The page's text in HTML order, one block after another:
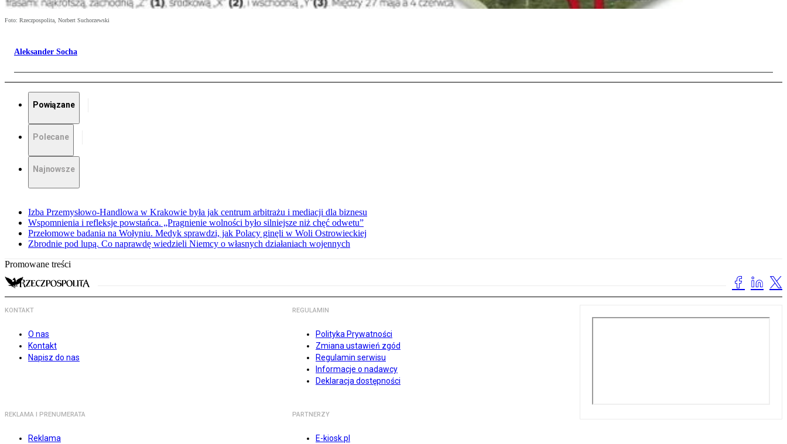
Foto: Rzeczpospolita, Norbert Suchorzewski
Aleksander Socha
Powiązane
Polecane
Najnowsze
Izba Przemysłowo-Handlowa w Krakowie była jak centrum arbitrażu i mediacji dla biznesu
Wspomnienia i refleksje powstańca. „Pragnienie wolności było silniejsze niż chęć odwetu”
Przełomowe badania na Wołyniu. Medyk sprawdzi, jak Polacy ginęli w Woli Ostrowieckiej
Zbrodnie pod lupą. Co naprawdę wiedzieli Niemcy o własnych działaniach wojennych
Promowane treści
KONTAKT
O nas
Kontakt
Napisz do nas
REGULAMIN
Polityka Prywatności
Zmiana ustawień zgód
Regulamin serwisu
Informacje o nadawcy
Deklaracja dostępności
REKLAMA I PRENUMERATA
Reklama
PARTNERZY
E-kiosk.pl